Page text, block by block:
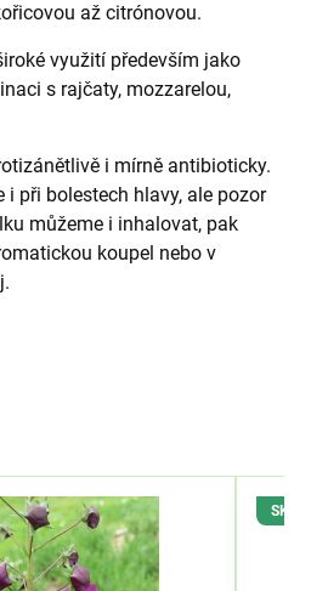
až citrónovou.
využití především jako
s rajčaty, mozzarelou,
i mírně antibioticky.
při bolestech hlavy, ale pozor
můžeme i inhalovat, pak
koupel nebo v